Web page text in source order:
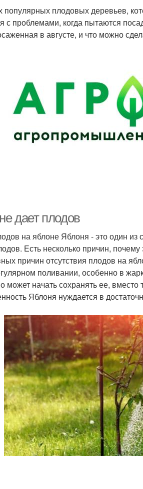
популярных плодовых деревьев,
с проблемами, когда пытаются
в августе, и что можно
дает плодов
на яблоне Яблоня - это один
Есть несколько причин,
причин отсутствия плодов на
поливании, особенно в
может начать сохранять ее,
Яблоня нуждается в